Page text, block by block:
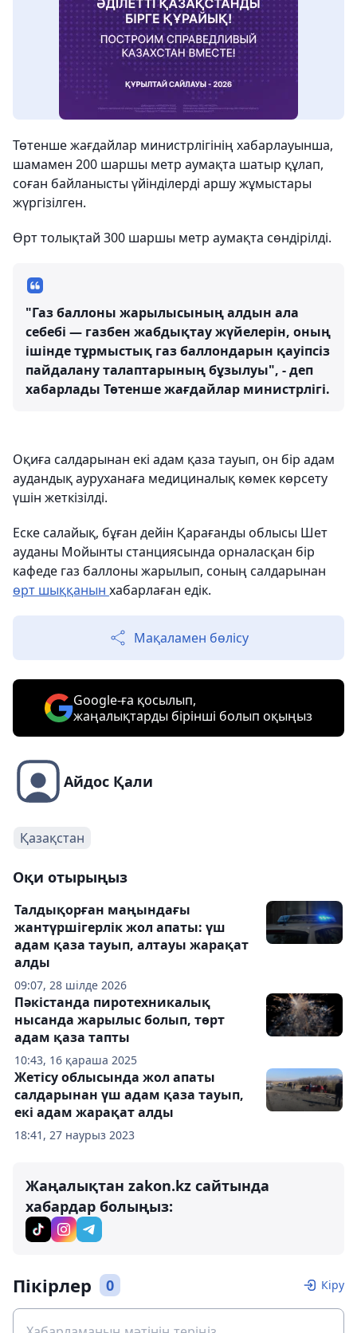
Төтенше жағдайлар министрлігінің хабарлауынша,
шамамен 200 шаршы метр аумақта шатыр құлап,
соған байланысты үйінділерді аршу жұмыстары
жүргізілген.
Өрт толықтай 300 шаршы метр аумақта сөндірілді.
"Газ баллоны жарылысының алдын ала
себебі — газбен жабдықтау жүйелерін, оның
ішінде тұрмыстық газ баллондарын қауіпсіз
пайдалану талаптарының бұзылуы", - деп
хабарлады Төтенше жағдайлар министрлігі.
Оқиға салдарынан екі адам қаза тауып, он бір адам
аудандық ауруханаға медициналық көмек көрсету
үшін жеткізілді.
Еске салайық, бұған дейін Қарағанды облысы Шет
ауданы Мойынты станциясында орналасқан бір
кафеде газ баллоны жарылып, соның салдарынан
өрт шыққанын хабарлаған едік.
Мақаламен бөлісу
Google-ға қосылып,
жаңалықтарды бірінші болып оқыңыз
Айдос Қали
Қазақстан
Оқи отырыңыз
09:07, 28 шілде 2026
Талдықорған маңындағы
жантүршігерлік жол апаты: үш
адам қаза тауып, алтауы жарақат
алды
10:43, 16 қараша 2025
Пәкістанда пиротехникалық
нысанда жарылыс болып, төрт
адам қаза тапты
18:41, 27 наурыз 2023
Жетісу облысында жол апаты
салдарынан үш адам қаза тауып,
екі адам жарақат алды
Жаңалықтан zakon.kz сайтында
хабардар болыңыз:
Пікірлер 0 Кіру